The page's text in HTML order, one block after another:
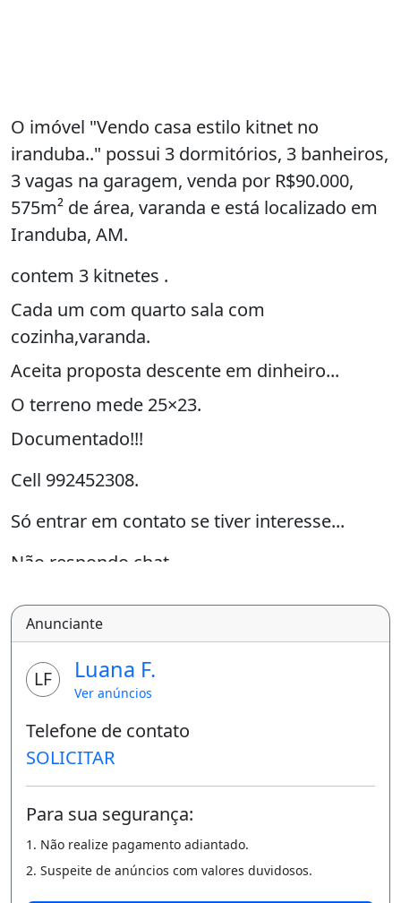
O imóvel "Vendo casa estilo kitnet no
iranduba.." possui 3 dormitórios, 3 banheiros,
3 vagas na garagem, venda por R$90.000,
575m² de área, varanda e está localizado em
Iranduba, AM.
contem 3 kitnetes .
Cada um com quarto sala com
cozinha,varanda.
Aceita proposta descente em dinheiro...
O terreno mede 25×23.
Documentado!!!
Cell 992452308.
Só entrar em contato se tiver interesse...
Não respondo chat...
Varanda
Anunciante
LF Luana F.
Ver anúncios
Telefone de contato
SOLICITAR
Para sua segurança:
1. Não realize pagamento adiantado.
2. Suspeite de anúncios com valores duvidosos.